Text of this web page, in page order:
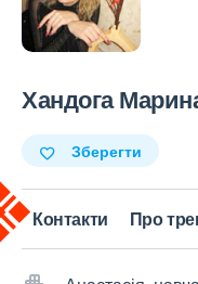
Хандога
Зберегти
Контакти Про